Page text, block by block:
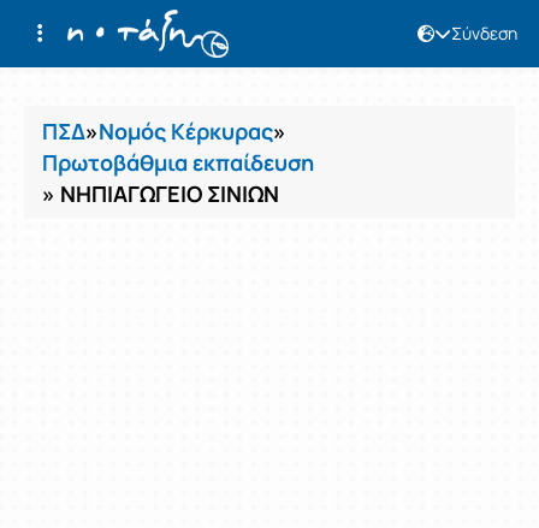
Σύνδεση
Μαθήματα
ΠΣΔ»Νομός Κέρκυρας»
Πρωτοβάθμια εκπαίδευση
» ΝΗΠΙΑΓΩΓΕΙΟ ΣΙΝΙΩΝ